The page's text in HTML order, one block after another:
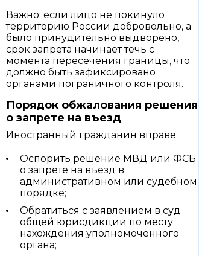
Важно: если лицо не покинуло
территорию России добровольно, а
было принудительно выдворено,
срок запрета начинает течь с
момента пересечения границы, что
должно быть зафиксировано
органами пограничного контроля.
Порядок обжалования решения
о запрете на въезд
Иностранный гражданин вправе:
Оспорить решение МВД или ФСБ
о запрете на въезд в
административном или судебном
порядке;
Обратиться с заявлением в суд
общей юрисдикции по месту
нахождения уполномоченного
органа;